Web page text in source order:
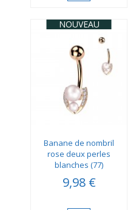
NOUVEAU
Banane de nombril
rose deux perles
blanches (77)
9,98 €